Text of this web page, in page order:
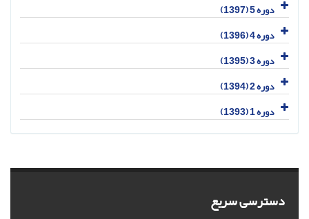
دوره 5 (1397)
دوره 4 (1396)
دوره 3 (1395)
دوره 2 (1394)
دوره 1 (1393)
دسترسی سریع